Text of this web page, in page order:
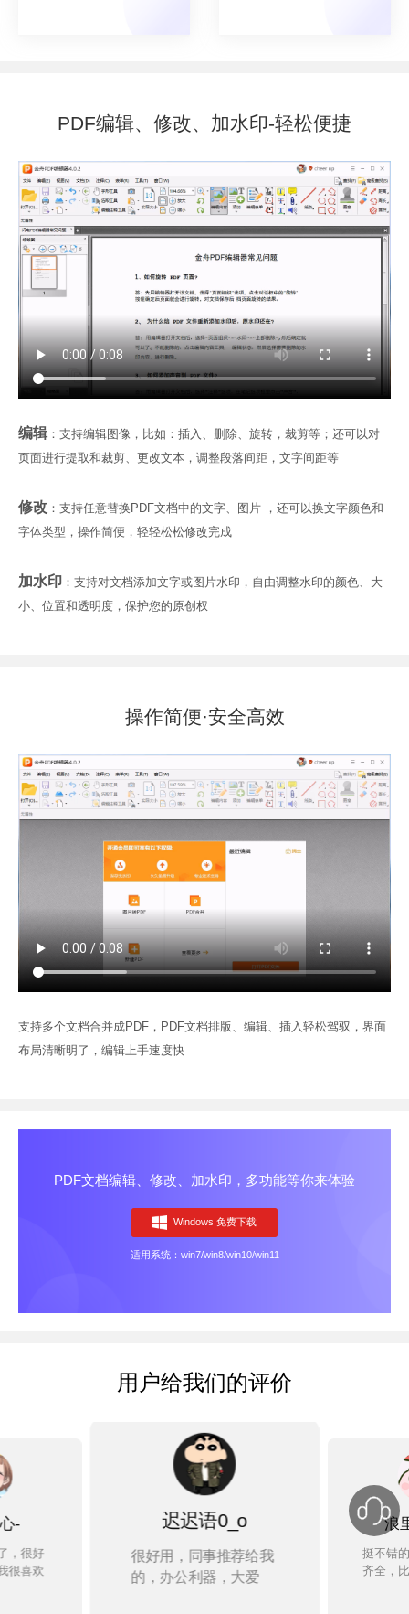
PDF编辑、修改、加水印-轻松便捷
编辑：支持编辑图像，比如：插入、删除、旋转，裁剪等；还可以对
页面进行提取和裁剪、更改文本，调整段落间距，文字间距等
修改 ：支持任意替换PDF文档中的文字、图片 ，还可以换文字颜色和
字体类型，操作简便，轻轻松松修改完成
加水印 ：支持对文档添加文字或图片水印，自由调整水印的颜色、大
小、位置和透明度，保护您的原创权
操作简便·安全高效
支持多个文档合并成PDF，PDF文档排版、编辑、插入轻松驾驭，界面
布局清晰明了，编辑上手速度快
PDF文档编辑、修改、加水印，多功能等你来体验
Windows 免费下载
适用系统：win7/win8/win10/win11
用户给我们的评价
推荐给我
，大爱
浪里小白龙
挺不错的编辑器，功能
齐全，比较满意
操安
没出